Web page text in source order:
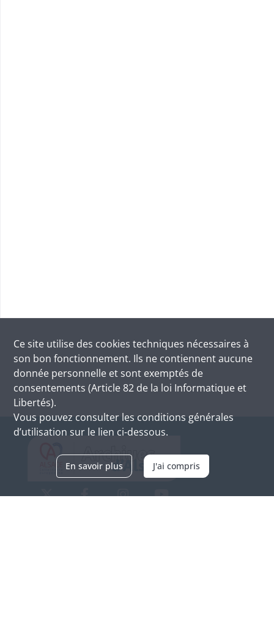
Ce site utilise des cookies techniques nécessaires à
son bon fonctionnement. Ils ne contiennent aucune
donnée personnelle et sont exemptés de
consentements (Article 82 de la loi Informatique et
Libertés).
Vous pouvez consulter les conditions générales
d’utilisation sur le lien ci-dessous.
En savoir plus J'ai compris